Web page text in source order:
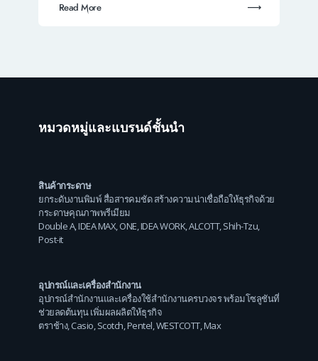
Read More
หมวดหมู่และแบรนด์ชั้นนำ
สินค้ากระดาษ
ยกระดับงานพิมพ์ สื่อสารคมชัด สร้างความน่าเชื่อถือให้ธุรกิจด้วย
กระดาษคุณภาพพรีเมียม
Double A,IDEA MAX,ONE,IDEA WORK,ALCOTT,Shih-Tzu,
Post-it
อุปกรณ์และเครื่องสำนักงาน
อุปกรณ์สำนักงานและเครื่องใช้สำนักงานครบวงจร พร้อมโซลูชันที่
ช่วยลดต้นทุน เพิ่มผลผลิตให้ธุรกิจ
ตราช้าง,Casio,Scotch,Pentel,WESTCOTT,Max